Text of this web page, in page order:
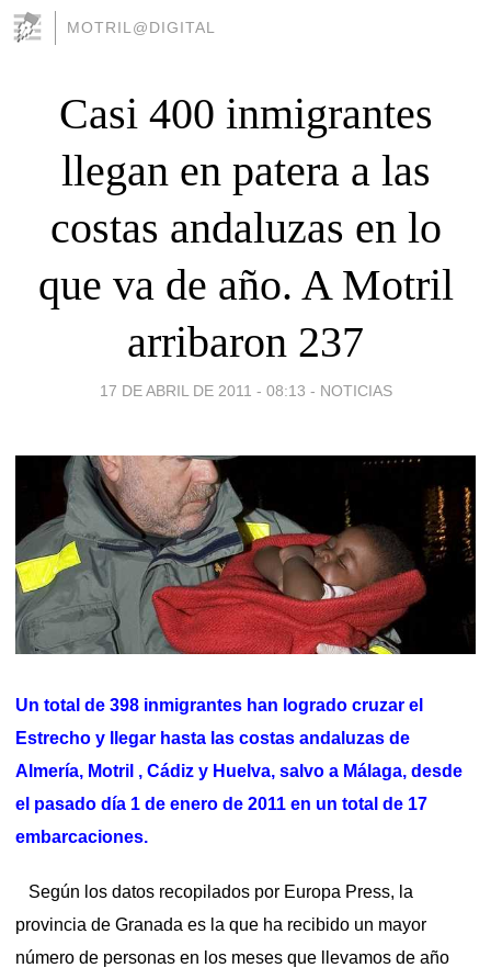
MOTRIL@DIGITAL
Casi 400 inmigrantes
llegan en patera a las
costas andaluzas en lo
que va de año. A Motril
arribaron 237
17 DE ABRIL DE 2011 - 08:13 - NOTICIAS
Un total de 398 inmigrantes han logrado cruzar el
Estrecho y llegar hasta las costas andaluzas de
Almería, Motril , Cádiz y Huelva, salvo a Málaga, desde
el pasado día 1 de enero de 2011 en un total de 17
embarcaciones.
Según los datos recopilados por Europa Press, la
provincia de Granada es la que ha recibido un mayor
número de personas en los meses que llevamos de año